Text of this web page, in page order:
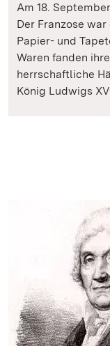
Am 18.
Der Franzose
Papier- und
Waren fanden
herrschaftliche
König Ludwigs